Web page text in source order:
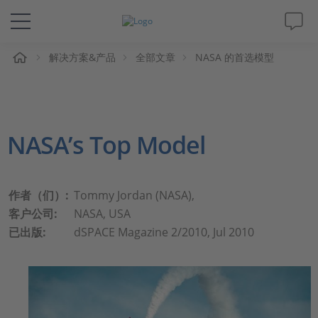
解决方案&产品
视频
杂志
公司
人才招聘
解决方案&产品 全部文章 NASA 的首选模型
NASA’s Top Model
作者（们）: Tommy Jordan (NASA),
客户公司:
NASA, USA
已出版:
dSPACE Magazine 2/2010, Jul 2010